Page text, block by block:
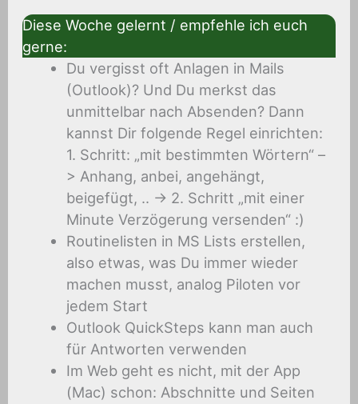
Diese Woche gelernt / empfehle ich euch
gerne:
Du vergisst oft Anlagen in Mails
(Outlook)? Und Du merkst das
unmittelbar nach Absenden? Dann
kannst Dir folgende Regel einrichten:
1. Schritt: „mit bestimmten Wörtern“ –
> Anhang, anbei, angehängt,
beigefügt, .. -> 2. Schritt „mit einer
Minute Verzögerung versenden“ :)
Routinelisten in MS Lists erstellen,
also etwas, was Du immer wieder
machen musst, analog Piloten vor
jedem Start
Outlook QuickSteps kann man auch
für Antworten verwenden
Im Web geht es nicht, mit der App
(Mac) schon: Abschnitte und Seiten